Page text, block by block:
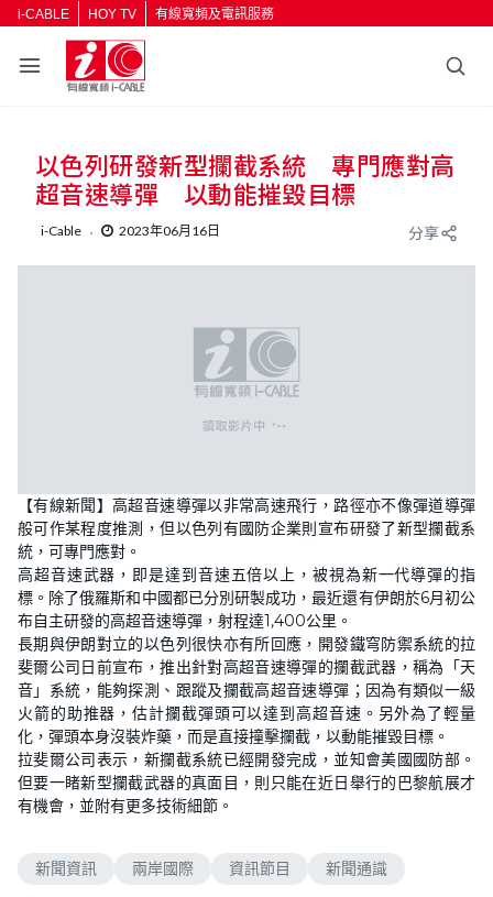
i-CABLE HOY TV 有線寬頻及電訊服務
返回
按輸入鍵開始搜尋
以色列研發新型攔截系統 專門應對高
超音速導彈 以動能摧毀目標
i-Cable 2023年06月16日 分享
【有線新聞】高超音速導彈以非常高速飛行，路徑亦不像彈道導彈
般可作某程度推測，但以色列有國防企業則宣布研發了新型攔截系
統，可專門應對。
高超音速武器，即是達到音速五倍以上，被視為新一代導彈的指
標。除了俄羅斯和中國都已分別研製成功，最近還有伊朗於6月初公
布自主研發的高超音速導彈，射程達1,400公里。
長期與伊朗對立的以色列很快亦有所回應，開發鐵穹防禦系統的拉
斐爾公司日前宣布，推出針對高超音速導彈的攔截武器，稱為「天
音」系統，能夠探測、跟蹤及攔截高超音速導彈；因為有類似一級
火箭的助推器，估計攔截彈頭可以達到高超音速。另外為了輕量
化，彈頭本身沒裝炸藥，而是直接撞擊攔截，以動能摧毀目標。
拉斐爾公司表示，新攔截系統已經開發完成，並知會美國國防部。
但要一睹新型攔截武器的真面目，則只能在近日舉行的巴黎航展才
有機會，並附有更多技術細節。
新聞資訊 兩岸國際 資訊節目 新聞通識